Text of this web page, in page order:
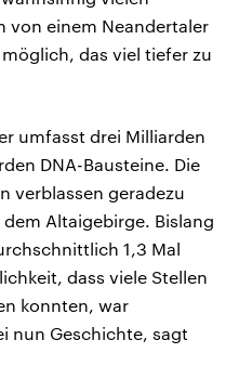
von einem Neandertaler
das viel tiefer zu
umfasst drei Milliarden
DNA-Bausteine. Die
verblassen geradezu
Altaigebirge. Bislang
1,3 Mal
dass viele Stellen
konnten, war
nun Geschichte, sagt